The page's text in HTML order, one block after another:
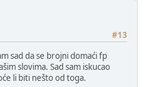
#13
sad da se brojni domaći fp
slovima. Sad sam iskucao
li biti nešto od toga.